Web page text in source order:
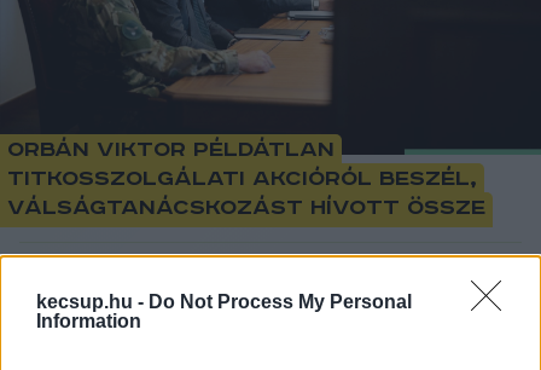
kecsup.hu - Do Not Process My Personal
Information
Orbán Viktor példátlan
titkosszolgálati akcióról beszél,
válságtanácskozást hívott össze